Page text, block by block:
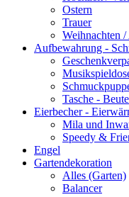
Ostern
Trauer
Weihnachten
Aufbewahrung -
Tasche -
Eierbecher -
Mila und
Speedy &
Engel
Gartendekoration
Alles (Garten)
Balancer